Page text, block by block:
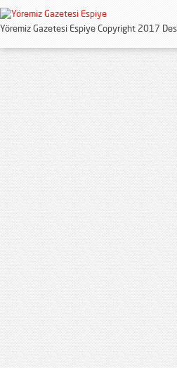
Yöremiz Gazetesi Espiye Copyright 2017